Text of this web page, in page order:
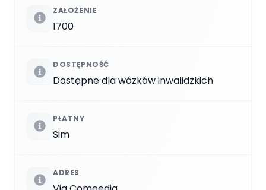
ZAŁOŻENIE
1700
DOSTĘPNOŚĆ
Dostępne dla wózków inwalidzkich
PŁATNY
Sim
ADRES